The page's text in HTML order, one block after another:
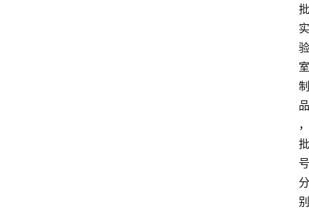
批
实
验
室
制
品
，
批
号
分
别